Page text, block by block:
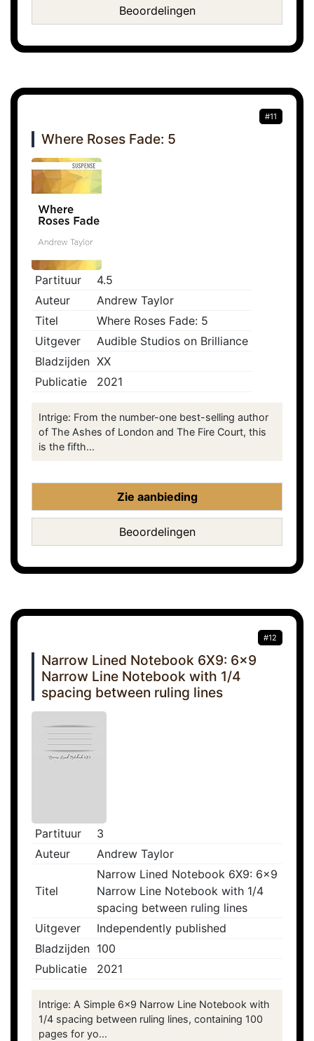
Beoordelingen
#11
Where Roses Fade: 5
Partituur
4.5
Auteur
Andrew Taylor
Titel
Where Roses Fade: 5
Uitgever
Audible Studios on Brilliance
Bladzijden XX
Publicatie
2021
Intrige: From the number-one best-selling author
of The Ashes of London and The Fire Court, this
is the fifth...
Zie aanbieding
Beoordelingen
#12
Narrow Lined Notebook 6X9: 6x9
Narrow Line Notebook with 1/4
spacing between ruling lines
Partituur
3
Auteur
Andrew Taylor
Titel
Narrow Lined Notebook 6X9: 6x9
Narrow Line Notebook with 1/4
spacing between ruling lines
Uitgever
Independently published
Bladzijden 100
Publicatie
2021
Intrige: A Simple 6x9 Narrow Line Notebook with
1/4 spacing between ruling lines, containing 100
pages for yo...